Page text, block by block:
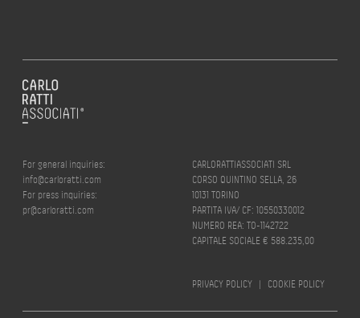
For general inquiries:
info@carloratti.com
For press inquiries:
pr@carloratti.com
CARLORATTIASSOCIATI SRL
CORSO QUINTINO SELLA, 26
10131 TORINO
PARTITA IVA/ CF: 10550330012
NUMERO REA: TO-1142722
CAPITALE SOCIALE € 588.235,00
PRIVACY POLICY | COOKIE POLICY